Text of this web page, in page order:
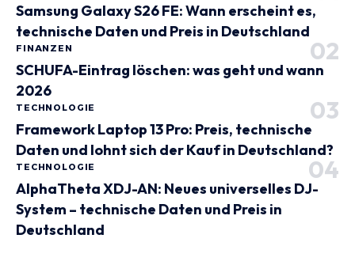
Samsung Galaxy S26 FE: Wann erscheint es,
technische Daten und Preis in Deutschland
FINANZEN
SCHUFA-Eintrag löschen: was geht und wann
2026
TECHNOLOGIE
Framework Laptop 13 Pro: Preis, technische
Daten und lohnt sich der Kauf in Deutschland?
TECHNOLOGIE
AlphaTheta XDJ-AN: Neues universelles DJ-
System – technische Daten und Preis in
Deutschland